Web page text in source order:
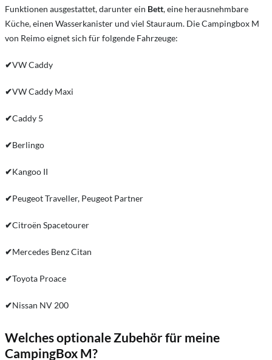
Funktionen ausgestattet, darunter ein Bett, eine herausnehmbare
Küche, einen Wasserkanister und viel Stauraum. Die Campingbox M
von Reimo eignet sich für folgende Fahrzeuge:
✔VW Caddy
✔VW Caddy Maxi
✔Caddy 5
✔Berlingo
✔Kangoo II
✔Peugeot Traveller, Peugeot Partner
✔Citroën Spacetourer
✔Mercedes Benz Citan
✔Toyota Proace
✔Nissan NV 200
Welches optionale Zubehör für meine
CampingBox M?